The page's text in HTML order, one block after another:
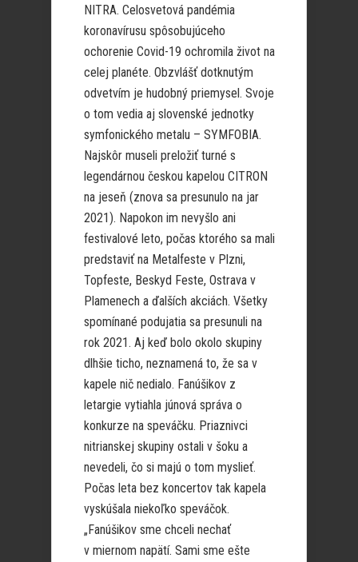
NITRA. Celosvetová pandémia
koronavírusu spôsobujúceho
ochorenie Covid-19 ochromila život na
celej planéte. Obzvlášť dotknutým
odvetvím je hudobný priemysel. Svoje
o tom vedia aj slovenské jednotky
symfonického metalu – SYMFOBIA.
Najskôr museli preložiť turné s
legendárnou českou kapelou CITRON
na jeseň (znova sa presunulo na jar
2021). Napokon im nevyšlo ani
festivalové leto, počas ktorého sa mali
predstaviť na Metalfeste v Plzni,
Topfeste, Beskyd Feste, Ostrava v
Plamenech a ďalších akciách. Všetky
spomínané podujatia sa presunuli na
rok 2021. Aj keď bolo okolo skupiny
dlhšie ticho, neznamená to, že sa v
kapele nič nedialo. Fanúšikov z
letargie vytiahla júnová správa o
konkurze na speváčku. Priaznivci
nitrianskej skupiny ostali v šoku a
nevedeli, čo si majú o tom myslieť.
Počas leta bez koncertov tak kapela
vyskúšala niekoľko speváčok.
„Fanúšikov sme chceli nechať
v miernom napätí. Sami sme ešte